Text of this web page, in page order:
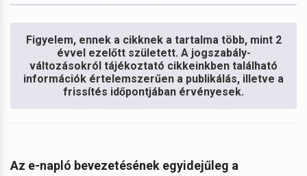
Figyelem, ennek a cikknek a tartalma több, mint 2
évvel ezelőtt született. A jogszabály-
változásokról tájékoztató cikkeinkben található
információk értelemszerűen a publikálás, illetve a
frissítés időpontjában érvényesek.
Az e-napló bevezetésének egyidejűleg a